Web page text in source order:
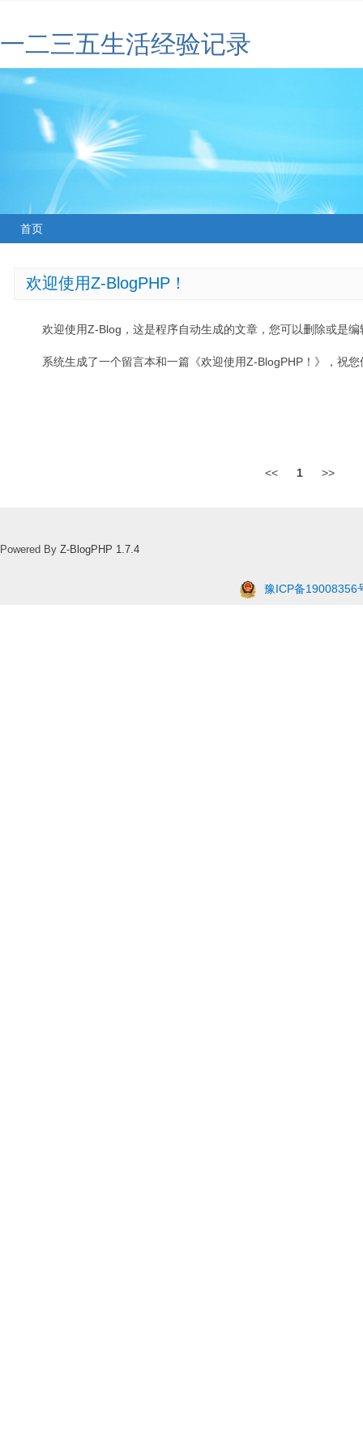
一二三五生活经验记录
首页
欢迎使用Z-BlogPHP！
欢迎使用Z-Blog，这是程序自动生成的文章，您可以删除或是编
系统生成了一个留言本和一篇《欢迎使用Z-BlogPHP！》，祝
<< 1 >>
Powered By Z-BlogPHP 1.7.4
豫ICP备19008356